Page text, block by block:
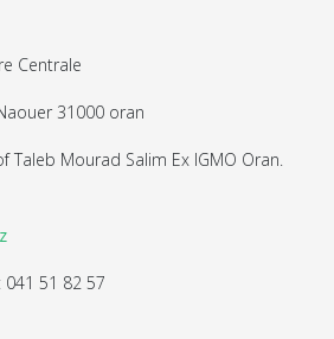
Centrale
31000 oran
Taleb Mourad Salim Ex IGMO Oran.
041 51 82 57